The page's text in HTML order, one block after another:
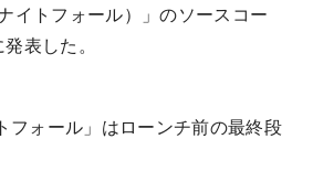
イトフォール）」のソースコー
表した。
フォール」はローンチ前の最終段